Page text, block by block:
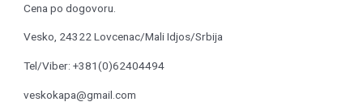
Cena po dogovoru.
Vesko, 24322 Lovcenac/Mali Idjos/Srbija
Tel/Viber: +381(0)62404494
veskokapa@gmail.com